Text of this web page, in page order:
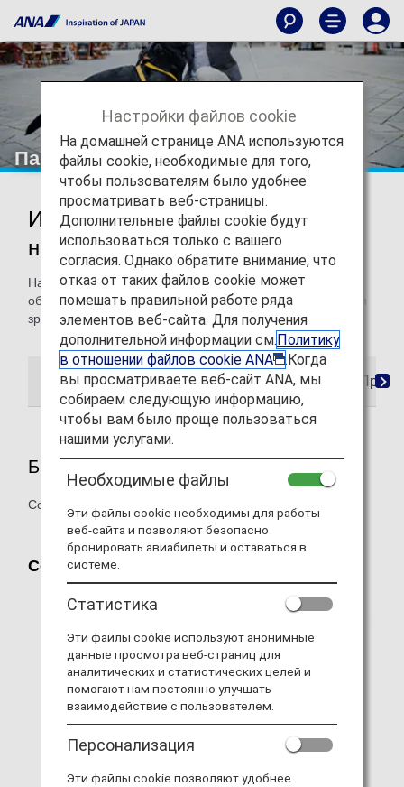
Пассажиры с нарушениями зрения
Информация для пассажиров с
нарушениями зрения
На этой странице представлена информация об
оборудовании и услугах для пассажиров с нарушениями
зрения.
Бронирования Посадка На борту
Бронирования
Сообщите, если вам потребуется помощь.
Собаки-поводыри
Настройки файлов cookie
На домашней странице ANA используются
файлы cookie, необходимые для того,
чтобы пользователям было удобнее
просматривать веб-страницы.
Дополнительные файлы cookie будут
использоваться только с вашего
согласия. Однако обратите внимание, что
отказ от таких файлов cookie может
помешать правильной работе ряда
элементов веб-сайта. Для получения
дополнительной информации см.Политику
в отношении файлов cookie ANA
.Когда
вы просматриваете веб-сайт ANA, мы
собираем следующую информацию,
чтобы вам было проще пользоваться
нашими услугами.
Необходимые файлы
Эти файлы cookie необходимы для работы
веб-сайта и позволяют безопасно
бронировать авиабилеты и оставаться в
системе.
Статистика
Эти файлы cookie используют анонимные
данные просмотра веб-страниц для
аналитических и статистических целей и
помогают нам постоянно улучшать
взаимодействие с пользователем.
Персонализация
Эти файлы cookie позволяют удобнее